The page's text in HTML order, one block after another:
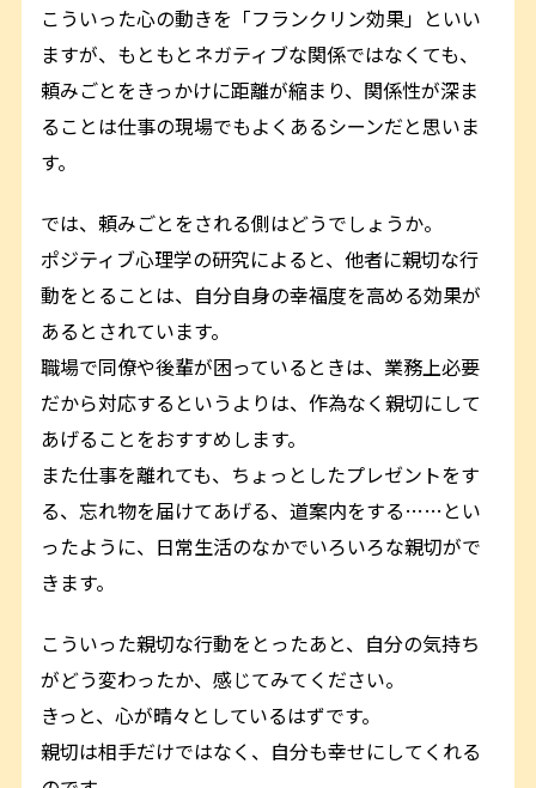
こういった心の動きを「フランクリン効果」といい
ますが、もともとネガティブな関係ではなくても、
頼みごとをきっかけに距離が縮まり、関係性が深ま
ることは仕事の現場でもよくあるシーンだと思いま
す。
では、頼みごとをされる側はどうでしょうか。
ポジティブ心理学の研究によると、他者に親切な行
動をとることは、自分自身の幸福度を高める効果が
あるとされています。
職場で同僚や後輩が困っているときは、業務上必要
だから対応するというよりは、作為なく親切にして
あげることをおすすめします。
また仕事を離れても、ちょっとしたプレゼントをす
る、忘れ物を届けてあげる、道案内をする……とい
ったように、日常生活のなかでいろいろな親切がで
きます。
こういった親切な行動をとったあと、自分の気持ち
がどう変わったか、感じてみてください。
きっと、心が晴々としているはずです。
親切は相手だけではなく、自分も幸せにしてくれる